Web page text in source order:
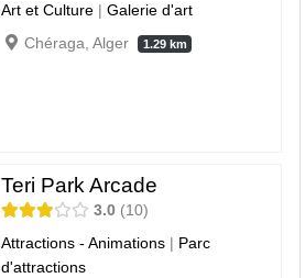
Art et Culture |Galerie d'art
Chéraga, Alger
1.29 km
Teri Park Arcade
3.0
10
Attractions - Animations | Parc
d'attractions